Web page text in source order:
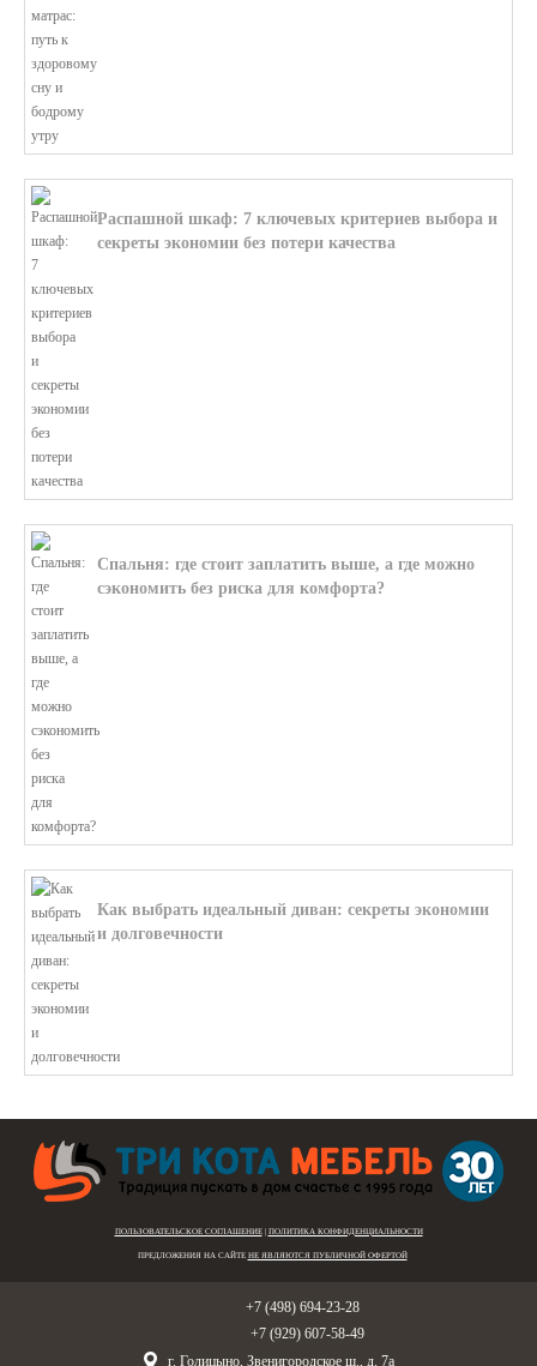
Распашной шкаф: 7 ключевых критериев выбора и
секреты экономии без потери качества
Спальня: где стоит заплатить выше, а где можно
сэкономить без риска для комфорта?
Как выбрать идеальный диван: секреты экономии
и долговечности
ПОЛЬЗОВАТЕЛЬСКОЕ СОГЛАШЕНИЕ| ПОЛИТИКА КОНФИДЕНЦИАЛЬНОСТИ
ПРЕДЛОЖЕНИЯ НА САЙТЕ НЕ ЯВЛЯЮТСЯ ПУБЛИЧНОЙ ОФЕРТОЙ
+7 (498) 694-23-28
+7 (929) 607-58-49
г. Голицыно, Звенигородское ш., д. 7а